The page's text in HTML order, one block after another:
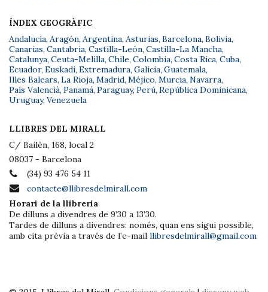
ÍNDEX GEOGRÀFIC
Andalucía, Aragón, Argentina, Asturias, Barcelona, Bolivia,
Canarias, Cantabria, Castilla-León, Castilla-La Mancha,
Catalunya, Ceuta-Melilla, Chile, Colombia, Costa Rica, Cuba,
Ecuador, Euskadi, Extremadura, Galicia, Guatemala,
Illes Balears, La Rioja, Madrid, Méjico, Murcia, Navarra,
País Valencià, Panamá, Paraguay, Perú, República Dominicana,
Uruguay, Venezuela
LLIBRES DEL MIRALL
C/ Bailèn, 168, local 2
08037 - Barcelona
(34) 93 476 54 11
contacte@llibresdelmirall.com
Horari de la llibreria
De dilluns a divendres de 9’30 a 13’30.
Tardes de dilluns a divendres: només, quan ens sigui possible,
amb cita prèvia a través de l’e-mail llibresdelmirall@gmail.com